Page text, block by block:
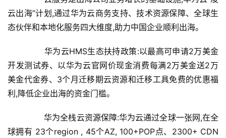
云出海”计划,通过华为云商务支持、技术资源保障、全球生
态伙伴和本地化服务四大维度,助力中国企业顺利出海。
开发测试券、以华为云官网价现金消费每满2万美金送2万
美金代金券、3个月迁移期云资源和迁移工具免费的优惠福
利,降低企业出海的资金门槛。
球拥有 23个region , 45个AZ, 100+POP点、2300+ CDN